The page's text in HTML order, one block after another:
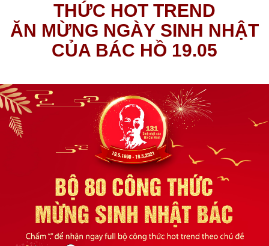
THỨC HOT TREND
ĂN MỪNG NGÀY SINH NHẬT
CỦA BÁC HỒ 19.05